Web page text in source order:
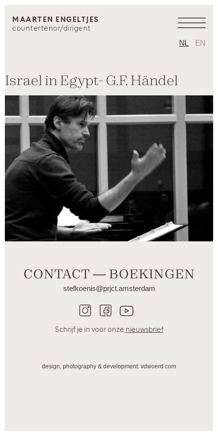
MAARTEN ENGELTJES
countertenor/dirigent
NL EN
Israel in Egypt- G.F. Händel
CONTACT ― BOEKINGEN
stefkoenis@prjct.amsterdam
Schrijf je in voor onze nieuwsbrief
design, photography & development: vdwoerd.com